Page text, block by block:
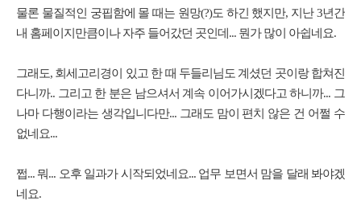
물론 물질적인 궁핍함에 몰 때는 원망(?)도 하긴 했지만, 지난 3년간
내 홈페이지만큼이나 자주 들어갔던 곳인데... 뭔가 많이 아쉽네요.
그래도, 회세고리경이 있고 한 때 두들리님도 계셨던 곳이랑 합쳐진
다니까.. 그리고 한 분은 남으셔서 계속 이어가시겠다고 하니까... 그
나마 다행이라는 생각입니다만... 그래도 맘이 편치 않은 건 어쩔 수
없네요...
쩝... 뭐... 오후 일과가 시작되었네요... 업무 보면서 맘을 달래 봐야겠
네요.